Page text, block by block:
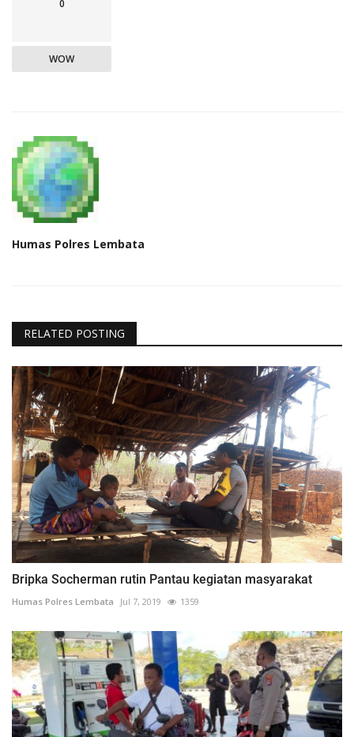
0
WOW
Humas Polres Lembata
RELATED POSTING
Bripka Socherman rutin Pantau kegiatan masyarakat
Humas Polres Lembata Jul 7, 2019 1359